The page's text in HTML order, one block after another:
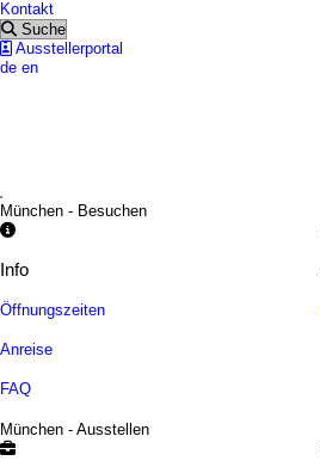
Kontakt
Suche
Ausstellerportal
de en
München - Besuchen
Info
Öffnungszeiten
Anreise
FAQ
München - Ausstellen